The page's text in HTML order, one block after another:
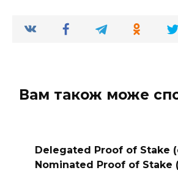
Вам також може
Delegated Proof of Stake
Nominated Proof of Stake